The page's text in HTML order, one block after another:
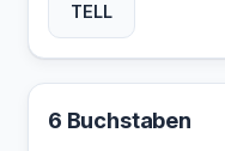
TELL
6 Buchstaben